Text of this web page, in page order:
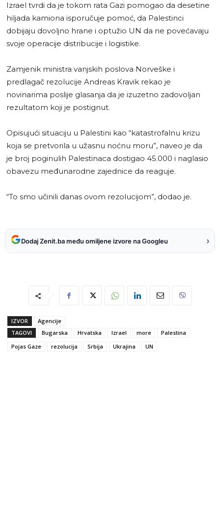
Izrael tvrdi da je tokom rata Gazi pomogao da desetine
hiljada kamiona isporučuje pomoć, da Palestinci
dobijaju dovoljno hrane i optužio UN da ne povećavaju
svoje operacije distribucije i logistike.
Zamjenik ministra vanjskih poslova Norveške i
predlagač rezolucije Andreas Kravik rekao je
novinarima poslije glasanja da je izuzetno zadovoljan
rezultatom koji je postignut.
Opisujući situaciju u Palestini kao “katastrofalnu krizu
koja se pretvorila u užasnu noćnu moru”, naveo je da
je broj poginulih Palestinaca dostigao 45.000 i naglasio
obavezu međunarodne zajednice da reaguje.
“To smo učinili danas ovom rezolucijom”, dodao je.
Dodaj Zenit.ba među omiljene izvore na Googleu ›
IZVOR
Agencije
TAGOVI
Bugarska Hrvatska Izrael more
Palestina
Pojas Gaze
rezolucija Srbija Ukrajina UN